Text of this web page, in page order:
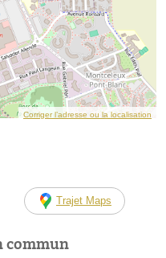
Corriger l’adresse ou la localisation
Trajet Maps
commun